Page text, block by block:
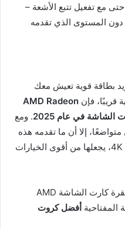
مع تفعيل تتبع الأشعة –
دون المستوى الذي تقدمه
بطاقة قوية تعيش معك
قريبًا، فإن AMD Radeon
في عام 2025
. ومع
متواضعًا، إلا أن ما تقدمه هذه
البطاقة في الألعاب، خاصة على دقة 4K، يجعلها من أقوى الخيارات
بالطبع، إليك إعادة صياغة وحصرية فقرة كارت الشاشة AMD
أفضل كروت